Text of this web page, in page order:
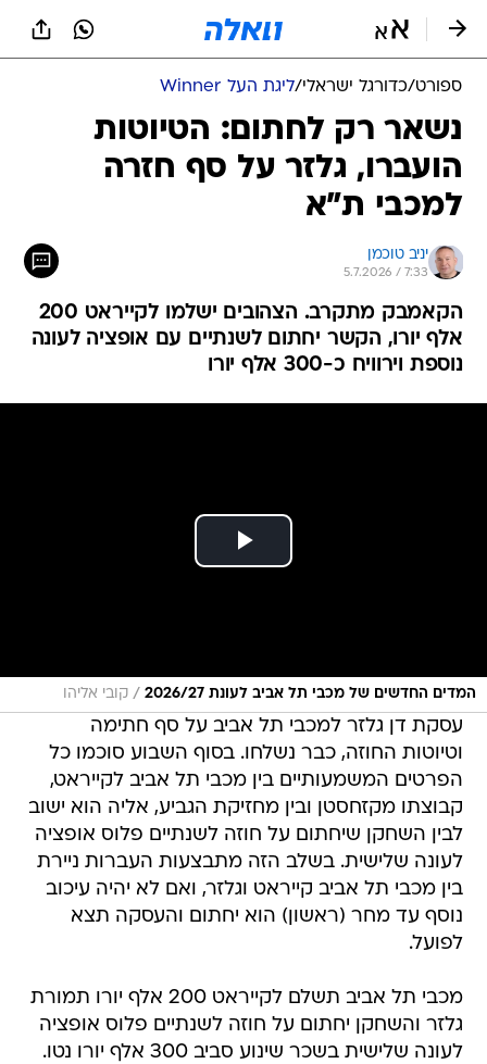
ספורט/כדורגל ישראלי/ליגת העל Winner
נשאר רק לחתום: הטיוטות
הועברו, גלזר על סף חזרה
למכבי ת"א
יניב טוכמן
5.7.2026 / 7:33
הקאמבק מתקרב. הצהובים ישלמו לקייראט 200
אלף יורו, הקשר יחתום לשנתיים עם אופציה לעונה
נוספת וירוויח כ-300 אלף יורו
המדים החדשים של מכבי תל אביב לעונת 2026/27 / קובי אליהו
עסקת דן גלזר למכבי תל אביב על סף חתימה
וטיוטות החוזה, כבר נשלחו. בסוף השבוע סוכמו כל
הפרטים המשמעותיים בין מכבי תל אביב לקייראט,
קבוצתו מקזחסטן ובין מחזיקת הגביע, אליה הוא ישוב
לבין השחקן שיחתום על חוזה לשנתיים פלוס אופציה
לעונה שלישית. בשלב הזה מתבצעות העברות ניירת
בין מכבי תל אביב קייראט וגלזר, ואם לא יהיה עיכוב
נוסף עד מחר (ראשון) הוא יחתום והעסקה תצא
לפועל.
מכבי תל אביב תשלם לקייראט 200 אלף יורו תמורת
גלזר והשחקן יחתום על חוזה לשנתיים פלוס אופציה
לעונה שלישית בשכר שינוע סביב 300 אלף יורו נטו.